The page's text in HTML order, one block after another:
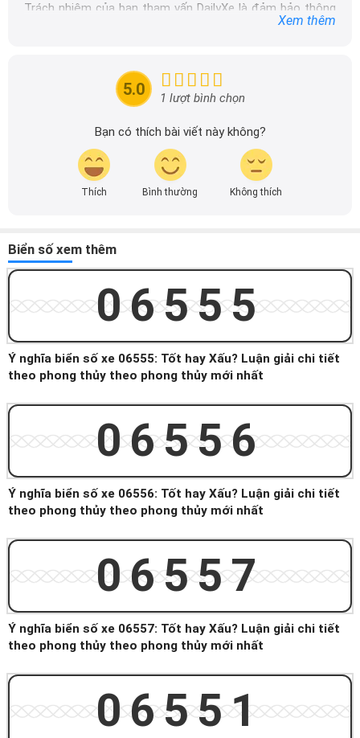
Trách nhiệm của ban tham vấn DailyXe là đảm bảo thông
tin chính xác được đăng tải trên dailyxe.com.vn, thường
tin nhanh chóng và dễ dàng hơn.
Xem thêm
5.0 1 lượt bình chọn
Bạn có thích bài viết này không?
Thích Bình thường Không thích
Biển số xem thêm
06555
Ý nghĩa biển số xe 06555: Tốt hay Xấu? Luận giải chi tiết
theo phong thủy theo phong thủy mới nhất
06556
Ý nghĩa biển số xe 06556: Tốt hay Xấu? Luận giải chi tiết
theo phong thủy theo phong thủy mới nhất
06557
Ý nghĩa biển số xe 06557: Tốt hay Xấu? Luận giải chi tiết
theo phong thủy theo phong thủy mới nhất
06551